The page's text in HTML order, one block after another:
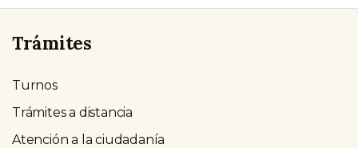
Trámites
Turnos
Trámites a distancia
Atención a la ciudadanía